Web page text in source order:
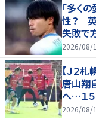
「多く
性？ 英
失敗で
ど優れ
2026/08/
【Ｊ２
唐山翔
へ…１
2026/08/